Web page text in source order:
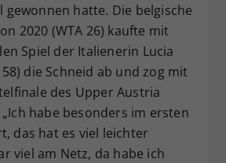
gewonnen hatte. Die belgische
2020 (WTA 26) kaufte mit
Spiel der Italienerin Lucia
die Schneid ab und zog mit
des Upper Austria
„Ich habe besonders im ersten
das hat es viel leichter
viel am Netz, da habe ich